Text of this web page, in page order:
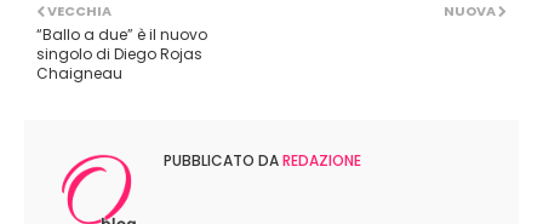
NUOVA
VECCHIA
“Ballo a due” è il nuovo
singolo di Diego Rojas
Chaigneau
PUBBLICATO DAREDAZIONE